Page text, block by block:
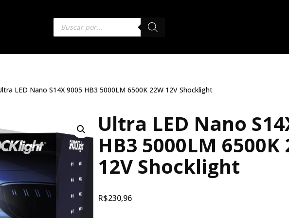
LED Nano S14X 9005 HB3 5000LM 6500K 22W 12V Shocklight
Ultra LED Nano
HB3 5000LM 6500K
12V Shocklight
R$230,96